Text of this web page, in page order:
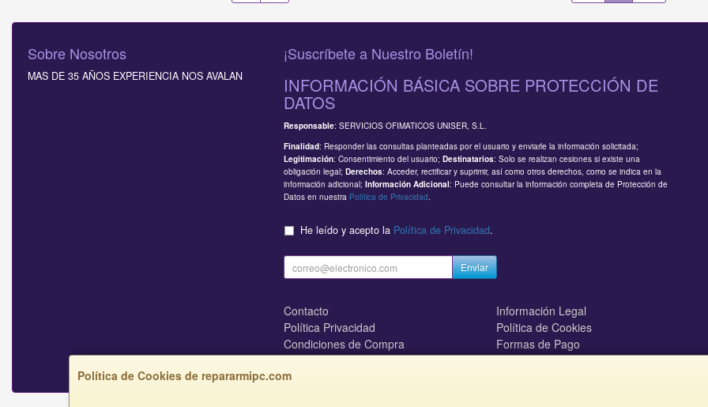
Política de Cookies de repararmipc.com
Sobre Nosotros
MAS DE 35 AÑOS EXPERIENCIA NOS AVALAN
¡Suscríbete a Nuestro Boletín!
INFORMACIÓN BÁSICA SOBRE PROTECCIÓN DE
DATOS
Responsable: SERVICIOS OFIMATICOS UNISER, S.L.
Finalidad: Responder las consultas planteadas por el usuario y enviarle la información solicitada;
Legitimación: Consentimiento del usuario; Destinatarios: Solo se realizan cesiones si existe una
obligación legal; Derechos: Acceder, rectificar y suprimir, así como otros derechos, como se indica en la
información adicional; Información Adicional: Puede consultar la información completa de Protección de
Datos en nuestra Política de Privacidad.
He leído y acepto la Política de Privacidad.
Enviar
Contacto
Información Legal
Política Privacidad
Política de Cookies
Condiciones de Compra
Formas de Pago
¿Quienes Somos?